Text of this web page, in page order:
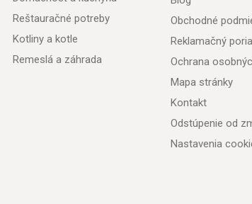
Reštauračné potreby
Kotliny a kotle
Remeslá a záhrada
Obchodné
Reklamačný
Ochrana
Mapa stránky
Kontakt
Odstúpenie od
Nastavenia